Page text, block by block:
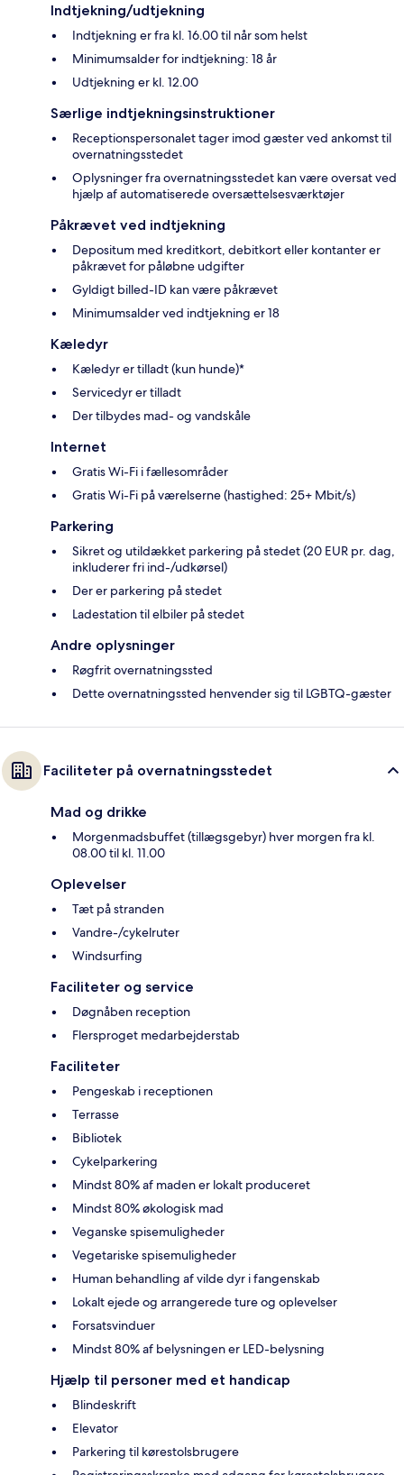
Indtjekning/udtjekning
Indtjekning er fra kl. 16.00 til når som helst
Minimumsalder for indtjekning: 18 år
Udtjekning er kl. 12.00
Særlige indtjekningsinstruktioner
Receptionspersonalet tager imod gæster ved ankomst til
overnatningsstedet
Oplysninger fra overnatningsstedet kan være oversat ved
hjælp af automatiserede oversættelsesværktøjer
Påkrævet ved indtjekning
Depositum med kreditkort, debitkort eller kontanter er
påkrævet for påløbne udgifter
Gyldigt billed-ID kan være påkrævet
Minimumsalder ved indtjekning er 18
Kæledyr
Kæledyr er tilladt (kun hunde)*
Servicedyr er tilladt
Der tilbydes mad- og vandskåle
Internet
Gratis Wi-Fi i fællesområder
Gratis Wi-Fi på værelserne (hastighed: 25+ Mbit/s)
Parkering
Sikret og utildækket parkering på stedet (20 EUR pr. dag,
inkluderer fri ind-/udkørsel)
Der er parkering på stedet
Ladestation til elbiler på stedet
Andre oplysninger
Røgfrit overnatningssted
Dette overnatningssted henvender sig til LGBTQ-gæster
Faciliteter på overnatningsstedet
Mad og drikke
Morgenmadsbuffet (tillægsgebyr) hver morgen fra kl.
08.00 til kl. 11.00
Oplevelser
Tæt på stranden
Vandre-/cykelruter
Windsurfing
Faciliteter og service
Døgnåben reception
Flersproget medarbejderstab
Faciliteter
Pengeskab i receptionen
Terrasse
Bibliotek
Cykelparkering
Mindst 80% af maden er lokalt produceret
Mindst 80% økologisk mad
Veganske spisemuligheder
Vegetariske spisemuligheder
Human behandling af vilde dyr i fangenskab
Lokalt ejede og arrangerede ture og oplevelser
Forsatsvinduer
Mindst 80% af belysningen er LED-belysning
Hjælp til personer med et handicap
Blindeskrift
Elevator
Parkering til kørestolsbrugere